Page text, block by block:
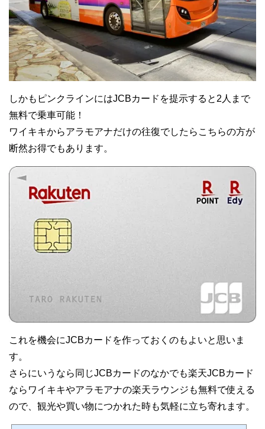
しかもピンクラインにはJCBカードを提示すると2人まで
無料で乗車可能！
ワイキキからアラモアナだけの往復でしたらこちらの方が
断然お得でもあります。
これを機会にJCBカードを作っておくのもよいと思いま
す。
さらにいうなら同じJCBカードのなかでも楽天JCBカード
ならワイキキやアラモアナの楽天ラウンジも無料で使える
ので、観光や買い物につかれた時も気軽に立ち寄れます。